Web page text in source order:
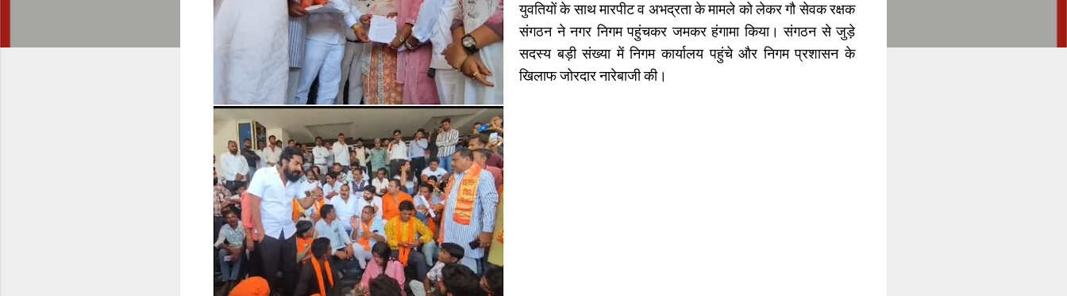
युवतियों के साथ मारपीट व अभद्रता के मामले को लेकर गौ सेवक रक्षक
संगठन ने नगर निगम पहुंचकर जमकर हंगामा किया। संगठन से जुड़े
सदस्य बड़ी संख्या में निगम कार्यालय पहुंचे और निगम प्रशासन के
खिलाफ जोरदार नारेबाजी की।